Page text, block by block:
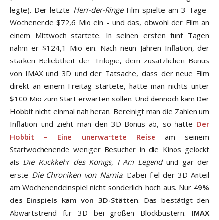
legte). Der letzte Herr-der-Ringe-Film spielte am 3-Tage-
Wochenende $72,6 Mio ein – und das, obwohl der Film an
einem Mittwoch startete. In seinen ersten fünf Tagen
nahm er $124,1 Mio ein. Nach neun Jahren Inflation, der
starken Beliebtheit der Trilogie, dem zusätzlichen Bonus
von IMAX und 3D und der Tatsache, dass der neue Film
direkt an einem Freitag startete, hätte man nichts unter
$100 Mio zum Start erwarten sollen. Und dennoch kam Der
Hobbit nicht einmal nah heran. Bereinigt man die Zahlen um
Inflation und zieht man den 3D-Bonus ab, so hatte Der
Hobbit – Eine unerwartete Reise am seinem
Startwochenende weniger Besucher in die Kinos gelockt
als Die Rückkehr des Königs, I Am Legendund gar der
erste Die Chroniken von Narnia. Dabei fiel der 3D-Anteil
am Wochenendeinspiel nicht sonderlich hoch aus. Nur 49%
des Einspiels kam von 3D-Stätten. Das bestätigt den
Abwärtstrend für 3D bei großen Blockbustern. IMAX